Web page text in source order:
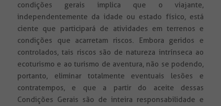
condições gerais implica que o viajante,
independentemente da idade ou estado físico, está
ciente que participará de atividades em terrenos e
condições que acarretam riscos. Embora geridos e
controlados, tais riscos são de natureza intrínseca ao
ecoturismo e ao turismo de aventura, não se podendo,
portanto, eliminar totalmente eventuais lesões e
contratempos, e que a partir do aceite dessas
Condições Gerais são de inteira responsabilidade e